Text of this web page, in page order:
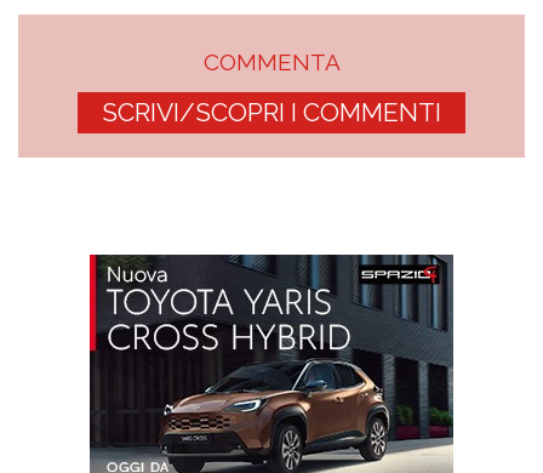
COMMENTA
SCRIVI/SCOPRI I COMMENTI